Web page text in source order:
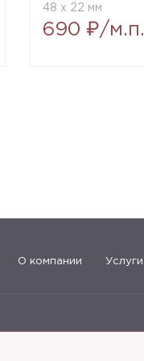
48 x 22 мм
690 ₽/м.п.
О компании Услуги